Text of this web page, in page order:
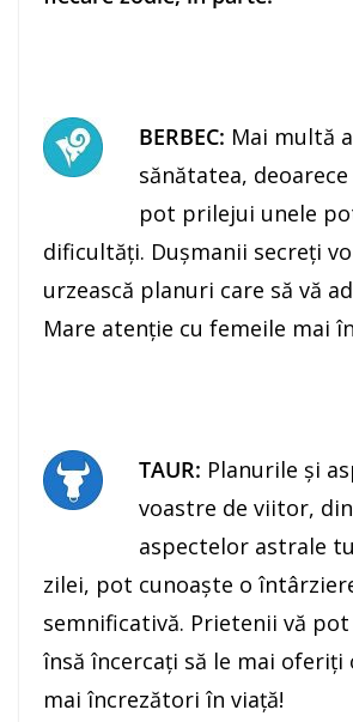
BERBEC: Mai multă
sănătatea,
pot prilejui unele
dificultăţi. Duşmanii secreţi
urzească planuri care să vă
Mare atenţie cu femeile mai
TAUR: Planurile şi
voastre de viitor,
aspectelor astrale
zilei, pot cunoaşte o
semnificativă. Prietenii vă
însă încercaţi să le mai oferiţi
mai încrezători în viaţă!